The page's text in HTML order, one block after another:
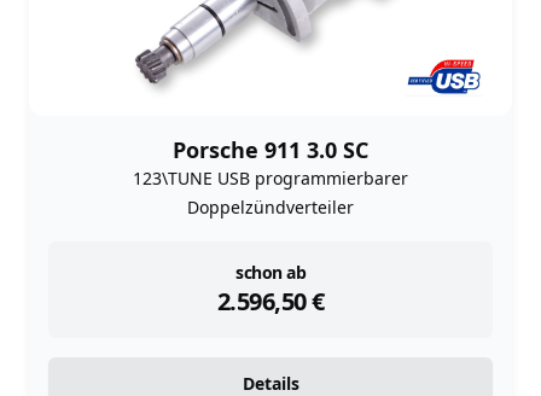
Porsche 911 3.0 SC
123\TUNE USB programmierbarer
Doppelzündverteiler
schon ab
2.596,50€
instock
Details